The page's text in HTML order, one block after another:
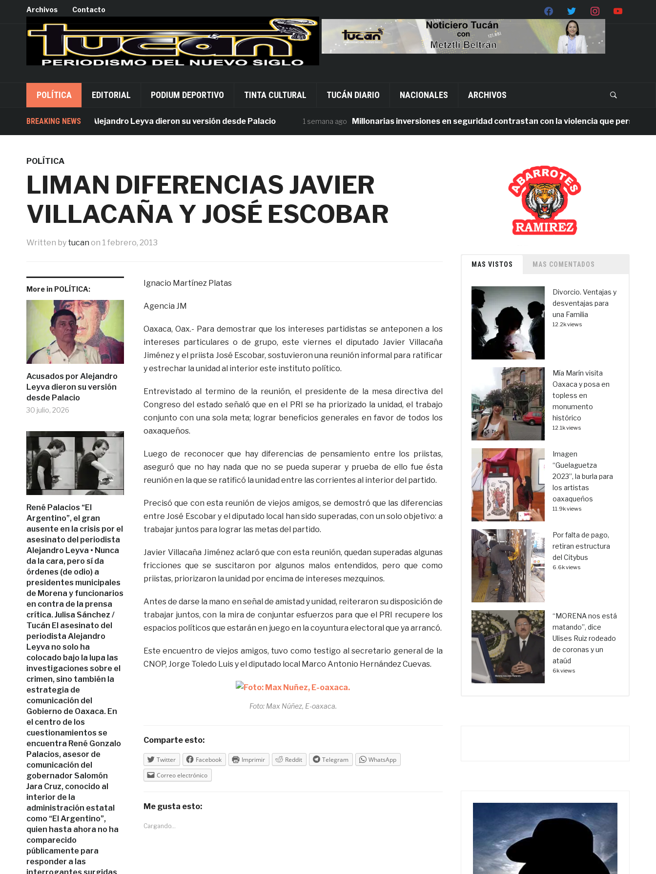
Archivos Contacto
POLÍTICA EDITORIAL PODIUM DEPORTIVO TINTA CULTURAL TUCÁN DIARIO NACIONALES ARCHIVOS
BREAKING NEWS
Acusados por Alejandro Leyva dieron su versión desde Palacio 1 semana ago Millonarias inversiones en seguridad contrastan con la violencia que persiste en
POLÍTICA
LIMAN DIFERENCIAS JAVIER
VILLACAÑA Y JOSÉ ESCOBAR
Written by tucan on 1 febrero, 2013
More in POLÍTICA:
Acusados por Alejandro
Leyva dieron su versión
desde Palacio
30 julio, 2026
René Palacios “El
Argentino”, el gran
ausente en la crisis por el
asesinato del periodista
Alejandro Leyva • Nunca
da la cara, pero sí da
órdenes (de odio) a
presidentes municipales
de Morena y funcionarios
en contra de la prensa
crítica. Julisa Sánchez /
Tucán El asesinato del
periodista Alejandro
Leyva no solo ha
colocado bajo la lupa las
investigaciones sobre el
crimen, sino también la
estrategia de
comunicación del
Gobierno de Oaxaca. En
el centro de los
cuestionamientos se
encuentra René Gonzalo
Palacios, asesor de
comunicación del
gobernador Salomón
Jara Cruz, conocido al
interior de la
administración estatal
como “El Argentino”,
quien hasta ahora no ha
comparecido
públicamente para
responder a las
interrogantes surgidas
Ignacio Martínez Platas
Agencia JM
Oaxaca, Oax.- Para demostrar que los intereses partidistas se anteponen a los
intereses particulares o de grupo, este viernes el diputado Javier Villacaña
Jiménez y el priista José Escobar, sostuvieron una reunión informal para ratificar
y estrechar la unidad al interior este instituto político.
Entrevistado al termino de la reunión, el presidente de la mesa directiva del
Congreso del estado señaló que en el PRI se ha priorizado la unidad, el trabajo
conjunto con una sola meta; lograr beneficios generales en favor de todos los
oaxaqueños.
Luego de reconocer que hay diferencias de pensamiento entre los priistas,
aseguró que no hay nada que no se pueda superar y prueba de ello fue ésta
reunión en la que se ratificó la unidad entre las corrientes al interior del partido.
Precisó que con esta reunión de viejos amigos, se demostró que las diferencias
entre José Escobar y el diputado local han sido superadas, con un solo objetivo: a
trabajar juntos para lograr las metas del partido.
Javier Villacaña Jiménez aclaró que con esta reunión, quedan superadas algunas
fricciones que se suscitaron por algunos malos entendidos, pero que como
priistas, priorizaron la unidad por encima de intereses mezquinos.
Antes de darse la mano en señal de amistad y unidad, reiteraron su disposición de
trabajar juntos, con la mira de conjuntar esfuerzos para que el PRI recupere los
espacios políticos que estarán en juego en la coyuntura electoral que ya arrancó.
Este encuentro de viejos amigos, tuvo como testigo al secretario general de la
CNOP, Jorge Toledo Luis y el diputado local Marco Antonio Hernández Cuevas.
Foto: Max Núñez, E-oaxaca.
Comparte esto:
Twitter Facebook Imprimir Reddit Telegram
WhatsApp
Correo electrónico
Me gusta esto:
Cargando...
MAS VISTOS MAS COMENTADOS
Divorcio. Ventajas y
desventajas para
una Familia
12.2k views
Mía Marín visita
Oaxaca y posa en
topless en
monumento
histórico
12.1k views
Imagen
“Guelaguetza
2023”, la burla para
los artistas
oaxaqueños
11.9k views
Por falta de pago,
retiran estructura
del Citybus
6.6k views
“MORENA nos está
matando”, dice
Ulises Ruiz rodeado
de coronas y un
ataúd
6k views